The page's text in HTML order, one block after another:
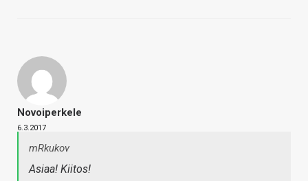
Novoiperkele
6.3.2017
mRkukov
Asiaa! Kiitos!